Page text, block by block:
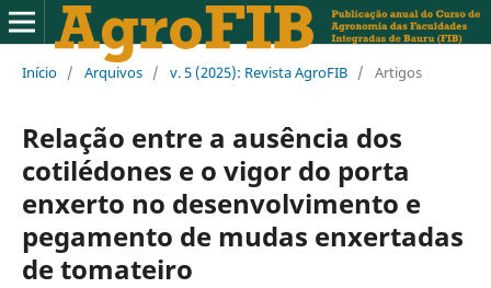
Início / Arquivos / v. 5 (2025): Revista AgroFIB / Artigos
Relação entre a ausência dos
cotilédones e o vigor do porta
enxerto no desenvolvimento e
pegamento de mudas enxertadas
de tomateiro